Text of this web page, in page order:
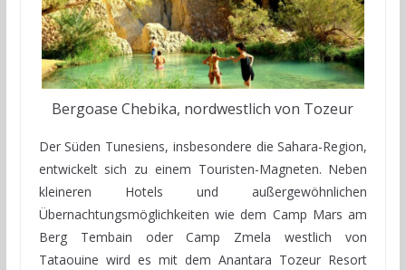
Bergoase Chebika, nordwestlich von Tozeur
Der Süden Tunesiens, insbesondere die Sahara-Region,
entwickelt sich zu einem Touristen-Magneten. Neben
kleineren Hotels und außergewöhnlichen
Übernachtungsmöglichkeiten wie dem Camp Mars am
Berg Tembain oder Camp Zmela westlich von
Tataouine wird es mit dem Anantara Tozeur Resort